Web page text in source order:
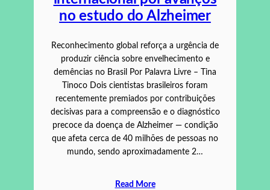
no estudo do Alzheimer
Reconhecimento global reforça a urgência de
produzir ciência sobre envelhecimento e
demências no Brasil Por Palavra Livre – Tina
Tinoco Dois cientistas brasileiros foram
recentemente premiados por contribuições
decisivas para a compreensão e o diagnóstico
precoce da doença de Alzheimer — condição
que afeta cerca de 40 milhões de pessoas no
mundo, sendo aproximadamente 2…
Read More